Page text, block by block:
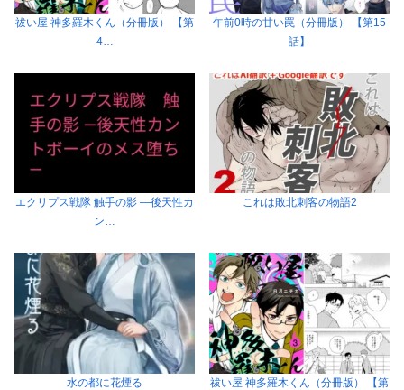
祓い屋 神多羅木くん（分冊版） 【第
4…
午前0時の甘い罠（分冊版） 【第15
話】
エクリプス戦隊 触手の影 ―後天性カ
ン…
これは敗北刺客の物語2
水の都に花煙る
祓い屋 神多羅木くん（分冊版） 【第